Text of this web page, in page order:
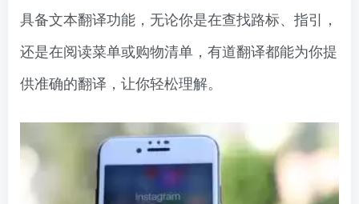
具备文本翻译功能，无论你是在查找路标、指引，
还是在阅读菜单或购物清单，有道翻译都能为你提
供准确的翻译，让你轻松理解。